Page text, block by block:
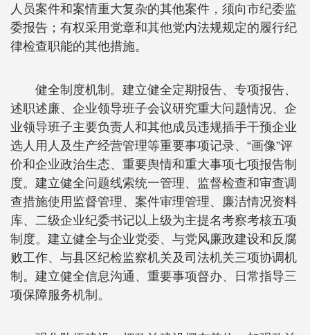
人员案件和案情重大复杂的其他案件，须向市纪委监
委报告；有权采用党章和其他党内法规规定的履行纪
律检查职能的其他措施。
健全制度机制。建立健全定期报告、专项报告、
述职述廉、企业领导班子会议研究重大问题情况、企
业领导班子主要负责人和其他成员违规插手干预企业
选人用人及生产经营管理等重要事项记录、“画像”评
价和企业政治生态、重要舆情和重大事项七项报告制
度。建立健全问题线索统一管理、监督检查和审查调
查措施使用监督管理、案件审理管理、廉洁情况资料
库、二级企业纪委书记以上级为主提名考察考核五项
制度。建立健全与企业党委、与党风廉政建设和反腐
败工作、与县区纪检监察机关及司法机关三项协调机
制。建立健全信息沟通、重要事项督办、日常指导三
项保障服务机制。